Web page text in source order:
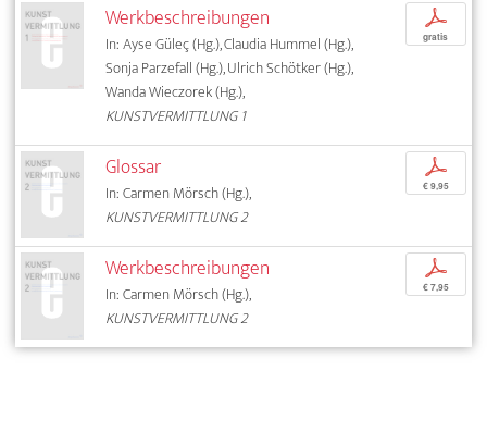
Werkbeschreibungen
In: Ayse Güleç (Hg.), Claudia Hummel (Hg.),
Sonja Parzefall (Hg.), Ulrich Schötker (Hg.),
Wanda Wieczorek (Hg.),
KUNSTVERMITTLUNG 1
p
gratis
Glossar
In: Carmen Mörsch (Hg.),
KUNSTVERMITTLUNG 2
p
€ 9,95
Werkbeschreibungen
In: Carmen Mörsch (Hg.),
KUNSTVERMITTLUNG 2
p
€ 7,95